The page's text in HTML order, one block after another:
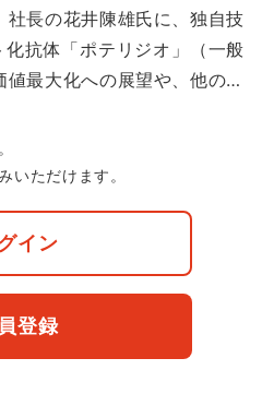
社長の花井陳雄氏に、独自技
抗体「ポテリジオ」（一般
値最大化への展望や、他の…
いただけます。
イン
登録